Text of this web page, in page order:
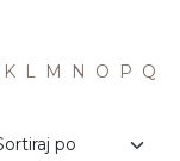
K L M N O P Q